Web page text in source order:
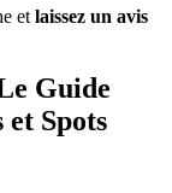
et laissez un avis
Guide
et Spots